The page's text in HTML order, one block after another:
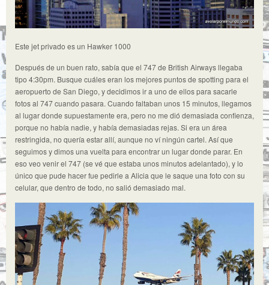
Este jet privado es un Hawker 1000
Después de un buen rato, sabía que el 747 de British Airways llegaba
tipo 4:30pm. Busque cuáles eran los mejores puntos de spotting para el
aeropuerto de San Diego, y decidimos ir a uno de ellos para sacarle
fotos al 747 cuando pasara. Cuando faltaban unos 15 minutos, llegamos
al lugar donde supuestamente era, pero no me dió demasiada confienza,
porque no había nadie, y había demasiadas rejas. Si era un área
restringida, no quería estar allí, aunque no ví ningún cartel. Así que
seguimos y dimos una vuelta para encontrar un lugar donde parar. En
eso veo venir el 747 (se vé que estaba unos minutos adelantado), y lo
único que pude hacer fue pedirle a Alicia que le saque una foto con su
celular, que dentro de todo, no salió demasiado mal.